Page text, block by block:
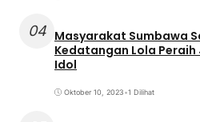
04 Masyarakat Sumbawa
Kedatangan Lola
Idol
Oktober 10, 2023•1 Dilihat